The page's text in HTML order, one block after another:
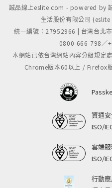
誠品線上eslite.com - powered by
生活股份有限公司
統一編號：27952966 | 台灣台北
0800-666-798／
本網站已依台灣網站內容分級規定
Chrome版本60以上 / Firefox
資通
ISO/
雲端
ISO/
行動